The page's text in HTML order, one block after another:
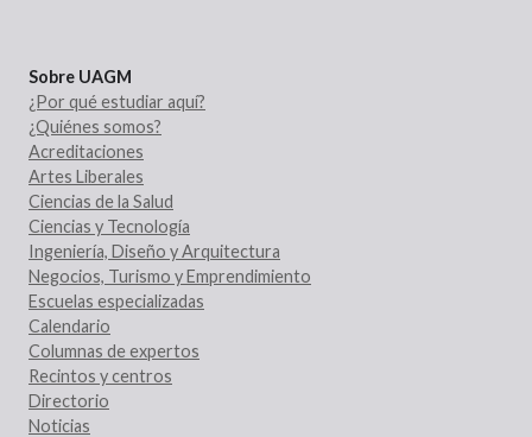
Sobre UAGM
¿Por qué estudiar aquí?
¿Quiénes somos?
Acreditaciones
Artes Liberales
Ciencias de la Salud
Ciencias y Tecnología
Ingeniería, Diseño y Arquitectura
Negocios, Turismo y Emprendimiento
Escuelas especializadas
Calendario
Columnas de expertos
Recintos y centros
Directorio
Noticias